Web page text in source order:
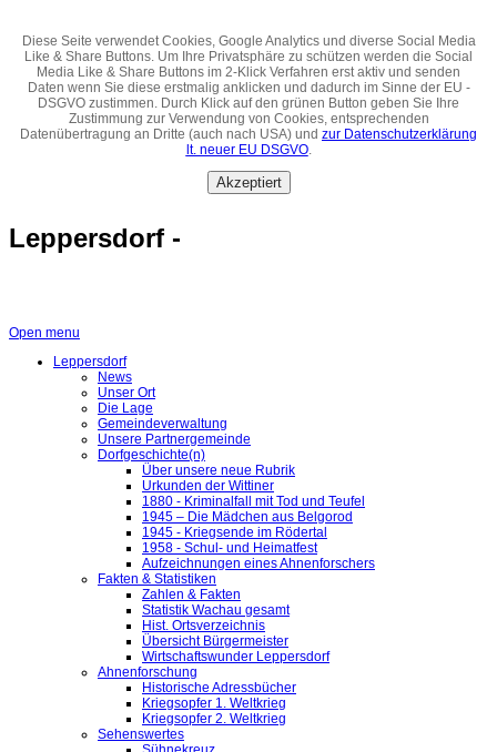
Diese Seite verwendet Cookies, Google Analytics und diverse Social Media
Like & Share Buttons. Um Ihre Privatsphäre zu schützen werden die Social
Media Like & Share Buttons im 2-Klick Verfahren erst aktiv und senden
Daten wenn Sie diese erstmalig anklicken und dadurch im Sinne der EU -
DSGVO zustimmen. Durch Klick auf den grünen Button geben Sie Ihre
Zustimmung zur Verwendung von Cookies, entsprechenden
Datenübertragung an Dritte (auch nach USA) und zur Datenschutzerklärung
lt. neuer EU DSGVO.
Akzeptiert
Leppersdorf -
Open menu
Leppersdorf
News
Unser Ort
Die Lage
Gemeindeverwaltung
Unsere Partnergemeinde
Dorfgeschichte(n)
Über unsere neue Rubrik
Urkunden der Wittiner
1880 - Kriminalfall mit Tod und Teufel
1945 – Die Mädchen aus Belgorod
1945 - Kriegsende im Rödertal
1958 - Schul- und Heimatfest
Aufzeichnungen eines Ahnenforschers
Fakten & Statistiken
Zahlen & Fakten
Statistik Wachau gesamt
Hist. Ortsverzeichnis
Übersicht Bürgermeister
Wirtschaftswunder Leppersdorf
Ahnenforschung
Historische Adressbücher
Kriegsopfer 1. Weltkrieg
Kriegsopfer 2. Weltkrieg
Sehenswertes